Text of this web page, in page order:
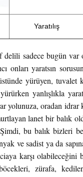
Yaratılış
delili sadece bugün
onları yaratsın
yürüyen, tuvalet
yanlışlıkla
yolunuza, oradan idrar
lanet bir balık
bu balık bizleri
ve sadist ya da
karşı olabileceğini
zürafa,